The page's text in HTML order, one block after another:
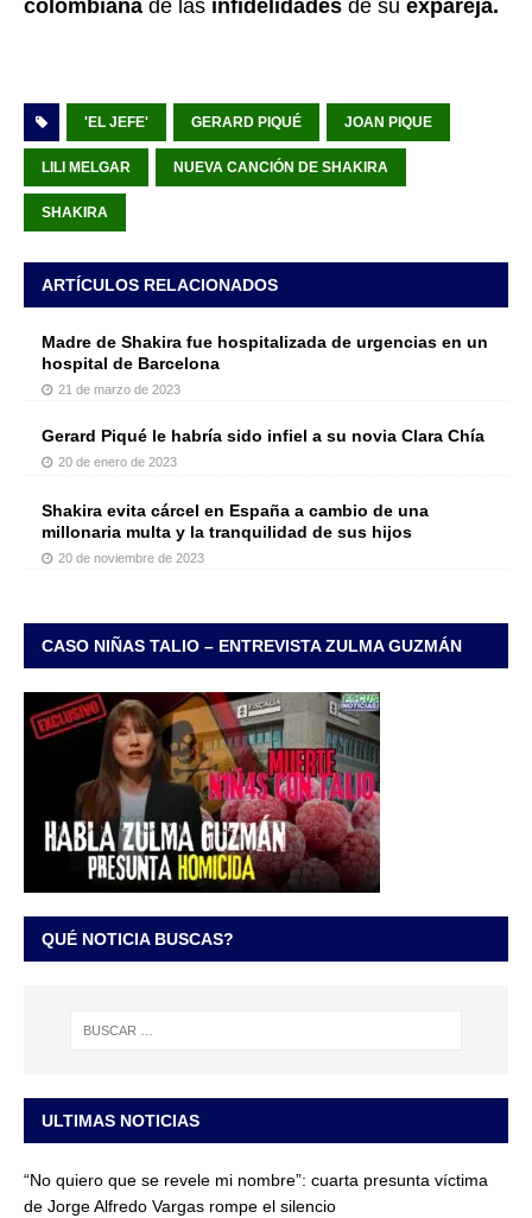
colombiana de las infidelidades de su expareja.
'EL JEFE' GERARD PIQUÉ JOAN PIQUE
LILI MELGAR NUEVA CANCIÓN DE SHAKIRA
SHAKIRA
ARTÍCULOS RELACIONADOS
Madre de Shakira fue hospitalizada de urgencias en un
hospital de Barcelona
21 de marzo de 2023
Gerard Piqué le habría sido infiel a su novia Clara Chía
20 de enero de 2023
Shakira evita cárcel en España a cambio de una
millonaria multa y la tranquilidad de sus hijos
20 de noviembre de 2023
CASO NIÑAS TALIO – ENTREVISTA ZULMA GUZMÁN
QUÉ NOTICIA BUSCAS?
ULTIMAS NOTICIAS
“No quiero que se revele mi nombre”: cuarta presunta víctima
de Jorge Alfredo Vargas rompe el silencio